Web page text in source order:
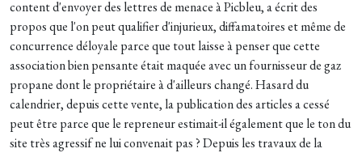
content d'envoyer des lettres de menace à Picbleu, a écrit des
propos que l'on peut qualifier d'injurieux, diffamatoires et même de
concurrence déloyale parce que tout laisse à penser que cette
association bien pensante était maquée avec un fournisseur de gaz
propane dont le propriétaire à d'ailleurs changé. Hasard du
calendrier, depuis cette vente, la publication des articles a cessé
peut être parce que le repreneur estimait-il également que le ton du
site très agressif ne lui convenait pas ? Depuis les travaux de la